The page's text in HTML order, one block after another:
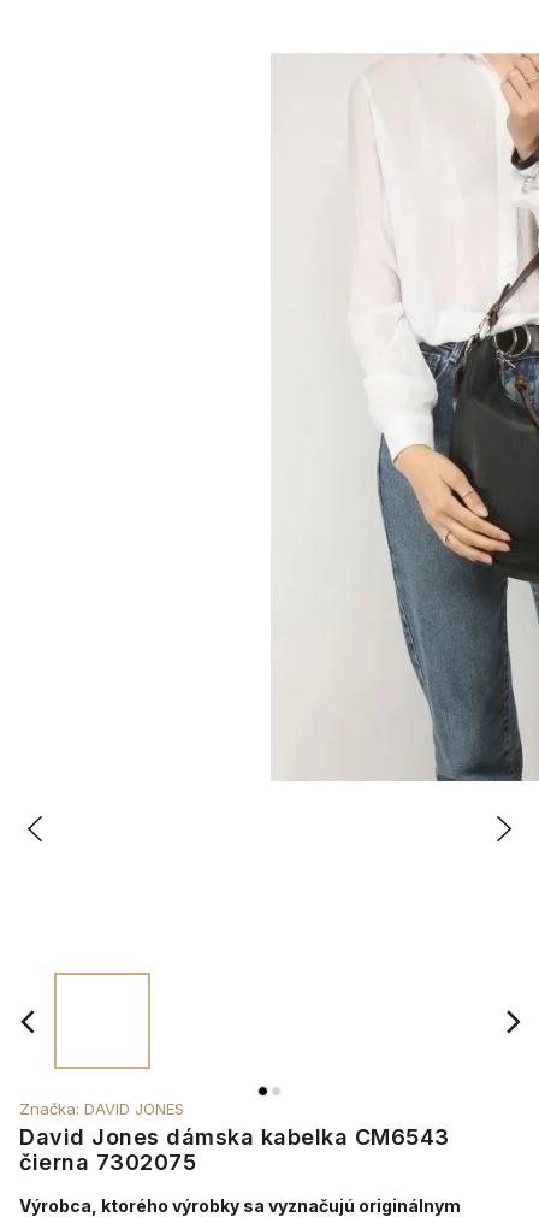
David Jones dámska kabelka CM6543
čierna 7302075
Značka: DAVID JONES
Výrobca, ktorého výrobky sa vyznačujú originálnym